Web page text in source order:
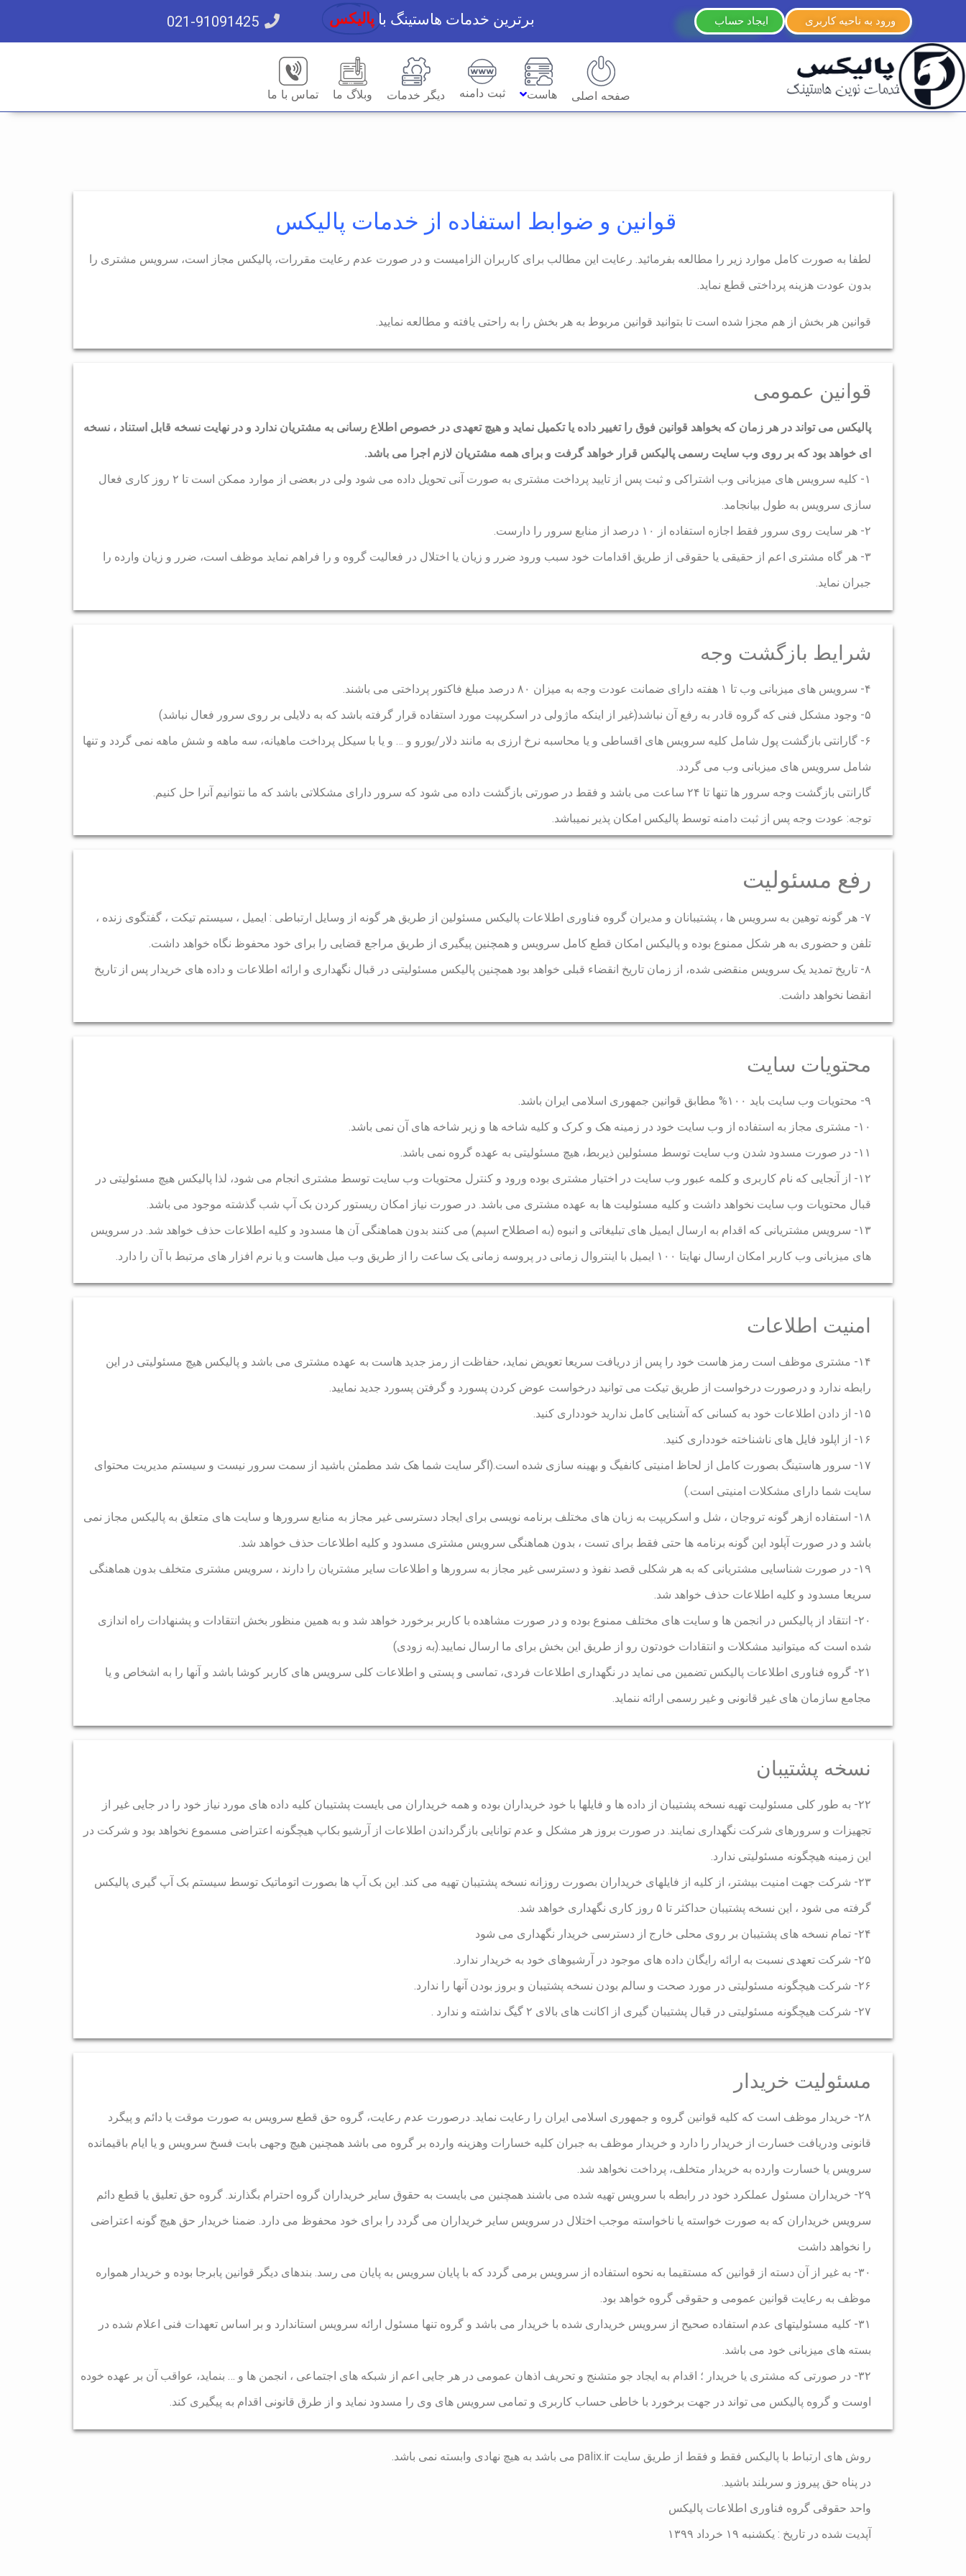
ورود به ناحیه کاربری ایجاد حساب برترین خدمات هاستینگ با پالیکس 021-91091425
صفحه اصلی هاست ثبت دامنه دیگر خدمات وبلاگ ما تماس با ما
قوانین و ضوابط استفاده از خدمات پالیکس
لطفا به صورت کامل موارد زیر را مطالعه بفرمائید. رعایت این مطالب برای کاربران الزامیست و در صورت عدم رعایت مقررات، پالیکس مجاز است، سرویس مشتری را
بدون عودت هزینه پرداختی قطع نماید.
قوانین هر بخش از هم مجزا شده است تا بتوانید قوانین مربوط به هر بخش را به راحتی یافته و مطالعه نمایید.
قوانین عمومی
پالیکس می تواند در هر زمان که بخواهد قوانین فوق را تغییر داده یا تکمیل نماید و هیچ تعهدی در خصوص اطلاع رسانی به مشتریان ندارد و در نهایت نسخه قابل استناد ، نسخه
ای خواهد بود که بر روی وب سایت رسمی پالیکس قرار خواهد گرفت و برای همه مشتریان لازم اجرا می باشد.
۱- کلیه سرویس های میزبانی وب اشتراکی و ثبت پس از تایید پرداخت مشتری به صورت آنی تحویل داده می شود ولی در بعضی از موارد ممکن است تا ۲ روز کاری فعال
سازی سرویس به طول بیانجامد.
۲- هر سایت روی سرور فقط اجازه استفاده از ۱۰ درصد از منابع سرور را دارست.
۳- هر گاه مشتری اعم از حقیقی یا حقوقی از طریق اقدامات خود سبب ورود ضرر و زیان یا اختلال در فعالیت گروه و را فراهم نماید موظف است، ضرر و زیان وارده را
جبران نماید.
شرایط بازگشت وجه
۴- سرویس های میزبانی وب تا ۱ هفته دارای ضمانت عودت وجه به میزان ۸۰ درصد مبلغ فاکتور پرداختی می باشند.
۵- وجود مشکل فنی که گروه قادر به رفع آن نباشد(غیر از اینکه ماژولی در اسکریپت مورد استفاده قرار گرفته باشد که به دلایلی بر روی سرور فعال نباشد)
۶- گارانتی بازگشت پول شامل کلیه سرویس های اقساطی و یا محاسبه نرخ ارزی به مانند دلار/یورو و … و یا با سیکل پرداخت ماهیانه، سه ماهه و شش ماهه نمی گردد و تنها
شامل سرویس های میزبانی وب می گردد.
گارانتی بازگشت وجه سرور ها تنها تا ۲۴ ساعت می باشد و فقط در صورتی بازگشت داده می شود که سرور دارای مشکلاتی باشد که ما نتوانیم آنرا حل کنیم.
توجه: عودت وجه پس از ثبت دامنه توسط پالیکس امکان پذیر نمیباشد.
رفع مسئولیت
۷- هر گونه توهین به سرویس ها ، پشتیبانان و مدیران گروه فناوری اطلاعات پالیکس مسئولین از طریق هر گونه از وسایل ارتباطی : ایمیل ، سیستم تیکت ، گفتگوی زنده ،
تلفن و حضوری به هر شکل ممنوع بوده و پالیکس امکان قطع کامل سرویس و همچنین پیگیری از طریق مراجع قضایی را برای خود محفوظ نگاه خواهد داشت.
۸- تاریخ تمدید یک سرویس منقضی شده، از زمان تاریخ انقضاء قبلی خواهد بود همچنین پالیکس مسئولیتی در قبال نگهداری و ارائه اطلاعات و داده های خریدار پس از تاریخ
انقضا نخواهد داشت.
محتویات سایت
۹- محتویات وب سایت باید ۱۰۰% مطابق قوانین جمهوری اسلامی ایران باشد.
۱۰- مشتری مجاز به استفاده از وب سایت خود در زمینه هک و کرک و کلیه شاخه ها و زیر شاخه های آن نمی باشد.
۱۱- در صورت مسدود شدن وب سایت توسط مسئولین ذیربط، هیچ مسئولیتی به عهده گروه نمی باشد.
۱۲- از آنجایی که نام کاربری و کلمه عبور وب سایت در اختیار مشتری بوده ورود و کنترل محتویات وب سایت توسط مشتری انجام می شود، لذا پالیکس هیچ مسئولیتی در
قبال محتویات وب سایت نخواهد داشت و کلیه مسئولیت ها به عهده مشتری می باشد. در صورت نیاز امکان ریستور کردن بک آپ شب گذشته موجود می باشد.
۱۳- سرویس مشتریانی که اقدام به ارسال ایمیل های تبلیغاتی و انبوه (به اصطلاح اسپم) می کنند بدون هماهنگی آن ها مسدود و کلیه اطلاعات حذف خواهد شد. در سرویس
های میزبانی وب کاربر امکان ارسال نهایتا ۱۰۰ ایمیل با اینتروال زمانی در پروسه زمانی یک ساعت را از طریق وب میل هاست و یا نرم افزار های مرتبط با آن را دارد.
امنیت اطلاعات
۱۴- مشتری موظف است رمز هاست خود را پس از دریافت سریعا تعویض نماید، حفاظت از رمز جدید هاست به عهده مشتری می باشد و پالیکس هیچ مسئولیتی در این
رابطه ندارد و درصورت درخواست از طریق تیکت می توانید درخواست عوض کردن پسورد و گرفتن پسورد جدید نمایید.
۱۵- از دادن اطلاعات خود به کسانی که آشنایی کامل ندارید خودداری کنید.
۱۶- از اپلود فایل های ناشناخته خودداری کنید.
۱۷- سرور هاستینگ بصورت کامل از لحاظ امنیتی کانفیگ و بهینه سازی شده است.(اگر سایت شما هک شد مطمئن باشید از سمت سرور نیست و سیستم مدیریت محتوای
سایت شما دارای مشکلات امنیتی است.)
۱۸- استفاده ازهر گونه تروجان ، شل و اسکریپت به زبان های مختلف برنامه نویسی برای ایجاد دسترسی غیر مجاز به منابع سرورها و سایت های متعلق به پالیکس مجاز نمی
باشد و در صورت آپلود این گونه برنامه ها حتی فقط برای تست ، بدون هماهنگی سرویس مشتری مسدود و کلیه اطلاعات حذف خواهد شد.
۱۹- در صورت شناسایی مشتریانی که به هر شکلی قصد نفوذ و دسترسی غیر مجاز به سرورها و اطلاعات سایر مشتریان را دارند ، سرویس مشتری متخلف بدون هماهنگی
سریعا مسدود و کلیه اطلاعات حذف خواهد شد.
۲۰- انتقاد از پالیکس در انجمن ها و سایت های مختلف ممنوع بوده و در صورت مشاهده با کاربر برخورد خواهد شد و به همین منظور بخش انتقادات و پشنهادات راه اندازی
شده است که میتوانید مشکلات و انتقادات خودتون رو از طریق این بخش برای ما ارسال نمایید.(به زودی)
۲۱- گروه فناوری اطلاعات پالیکس تضمین می نماید در نگهداری اطلاعات فردی، تماسی و پستی و اطلاعات کلی سرویس های کاربر کوشا باشد و آنها را به اشخاص و یا
مجامع سازمان های غیر قانونی و غیر رسمی ارائه ننماید.
نسخه پشتیبان
۲۲- به طور کلی مسئولیت تهیه نسخه پشتیبان از داده ها و فایلها با خود خریداران بوده و همه خریداران می بایست پشتیبان کلیه داده های مورد نیاز خود را در جایی غیر از
تجهیزات و سرورهای شرکت نگهداری نمایند. در صورت بروز هر مشکل و عدم توانایی بازگرداندن اطلاعات از آرشیو بکاپ هیچگونه اعتراضی مسموع نخواهد بود و شرکت در
این زمینه هیچگونه مسئولیتی ندارد.
۲۳- شرکت جهت امنیت بیشتر، از کلیه از فایلهای خریداران بصورت روزانه نسخه پشتیبان تهیه می کند. این بک آپ ها بصورت اتوماتیک توسط سیستم بک آپ گیری پالیکس
گرفته می شود ، این نسخه پشتیبان حداکثر تا ۵ روز کاری نگهداری خواهد شد.
۲۴- تمام نسخه های پشتیبان بر روی محلی خارج از دسترسی خریدار نگهداری می شود
۲۵- شرکت تعهدی نسبت به ارائه رایگان داده های موجود در آرشیوهای خود به خریدار ندارد.
۲۶- شرکت هیچگونه مسئولیتی در مورد صحت و سالم بودن نسخه پشتیبان و بروز بودن آنها را ندارد.
۲۷- شرکت هیچگونه مسئولیتی در قبال پشتیبان گیری از اکانت های بالای ۲ گیگ نداشته و ندارد .
مسئولیت خریدار
۲۸- خریدار موظف است که کلیه قوانین گروه و جمهوری اسلامی ایران را رعایت نماید. درصورت عدم رعایت، گروه حق قطع سرویس به صورت موقت یا دائم و پیگرد
قانونی ودریافت خسارت از خریدار را دارد و خریدار موظف به جبران کلیه خسارات وهزینه وارده بر گروه می باشد همچنین هیچ وجهی بابت فسخ سرویس و یا ایام باقیمانده
سرویس یا خسارت وارده به خریدار متخلف، پرداخت نخواهد شد.
۲۹- خریداران مسئول عملکرد خود در رابطه با سرویس تهیه شده می باشند همچنین می بایست به حقوق سایر خریداران گروه احترام بگذارند. گروه حق تعلیق یا قطع دائم
سرویس خریداران که به صورت خواسته یا ناخواسته موجب اختلال در سرویس سایر خریداران می گردد را برای خود محفوظ می دارد. ضمنا خریدار حق هیچ گونه اعتراضی
را نخواهد داشت
۳۰- به غیر از آن دسته از قوانین که مستقیما به نحوه استفاده از سرویس برمی گردد که با پایان سرویس به پایان می رسد. بندهای دیگر قوانین پابرجا بوده و خریدار همواره
موظف به رعایت قوانین عمومی و حقوقی گروه خواهد بود.
۳۱- کلیه مسئولیتهای عدم استفاده صحیح از سرویس خریداری شده با خریدار می باشد و گروه تنها مسئول ارائه سرویس استاندارد و بر اساس تعهدات فنی اعلام شده در
بسته های میزبانی خود می باشد.
۳۲- در صورتی که مشتری یا خریدار ؛ اقدام به ایجاد جو متشنج و تحریف اذهان عمومی در هر جایی اعم از شبکه های اجتماعی ، انجمن ها و … بنماید، عواقب آن بر عهده خوده
اوست و گروه پالیکس می تواند در جهت برخورد با خاطی حساب کاربری و تمامی سرویس های وی را مسدود نماید و از طرق قانونی اقدام به پیگیری کند.
روش های ارتباط با پالیکس فقط و فقط از طریق سایت palix.ir می باشد به هیچ نهادی وابسته نمی باشد.
در پناه حق پیروز و سربلند باشید.
واحد حقوقی گروه فناوری اطلاعات پالیکس
آپدیت شده در تاریخ : یکشنبه ۱۹ خرداد ۱۳۹۹